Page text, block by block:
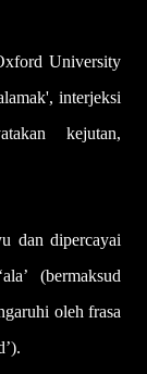
University
interjeksi
kejutan,
dan dipercayai
(bermaksud
oleh frasa